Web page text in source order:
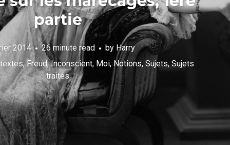
partie
2014 26 minute read by Harry
,Freud,Inconscient, Moi, Notions, Sujets, Sujets
traités